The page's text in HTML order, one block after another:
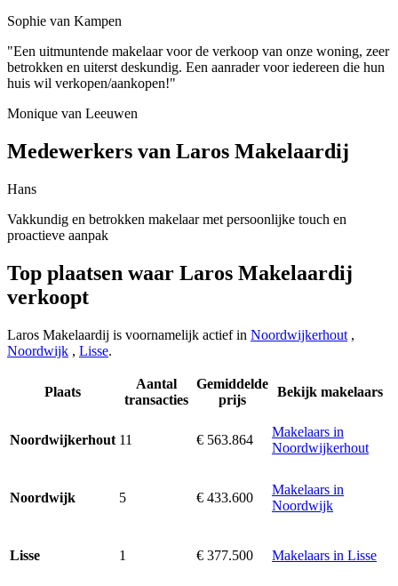
Sophie van Kampen
"Een uitmuntende makelaar voor de verkoop van onze woning, zeer
betrokken en uiterst deskundig. Een aanrader voor iedereen die hun
huis wil verkopen/aankopen!"
Monique van Leeuwen
Medewerkers van Laros Makelaardij
Hans
Vakkundig en betrokken makelaar met persoonlijke touch en
proactieve aanpak
Top plaatsen waar Laros Makelaardij
verkoopt
Laros Makelaardij is voornamelijk actief in Noordwijkerhout ,
Noordwijk , Lisse.
Plaats
Aantal
transacties
Gemiddelde
prijs
Bekijk makelaars
Noordwijkerhout 11 € 563.864
Makelaars in
Noordwijkerhout
Noordwijk 5 € 433.600
Makelaars in
Noordwijk
Lisse 1 € 377.500 Makelaars in Lisse